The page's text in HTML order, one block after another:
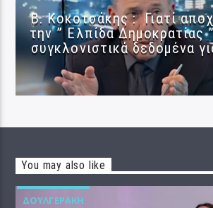
Β. Κοκοτσάκης : Γιατί
την ” Ελπίδα Δημοκρατίας
συγκλονιστικά δεδομένα
You may also like
ΔΟΥΛΓΕΡΆΚΗ